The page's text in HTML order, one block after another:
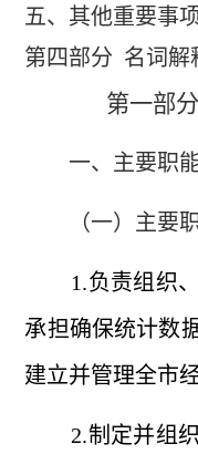
五、其他重要事
第四部分 名词解
第一部分
一、主要职
（一）主要
1.负责组织
承担确保统计数
建立并管理全市
2.制定并组